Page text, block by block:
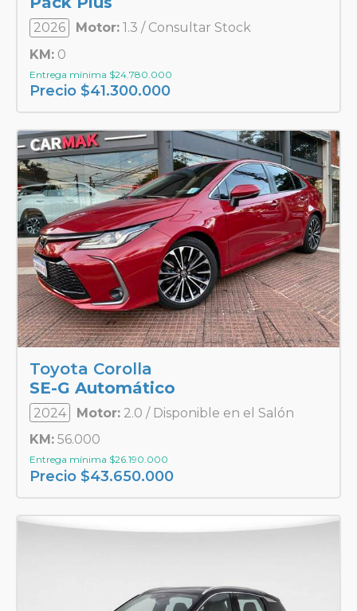
2026 Motor: 1.3 / Consultar Stock
KM: 0
Entrega mínima $24.780.000
Precio $41.300.000
Toyota Corolla
SE-G Automático
2024 Motor: 2.0 / Disponible en el Salón
KM: 56.000
Entrega mínima $26.190.000
Precio $43.650.000